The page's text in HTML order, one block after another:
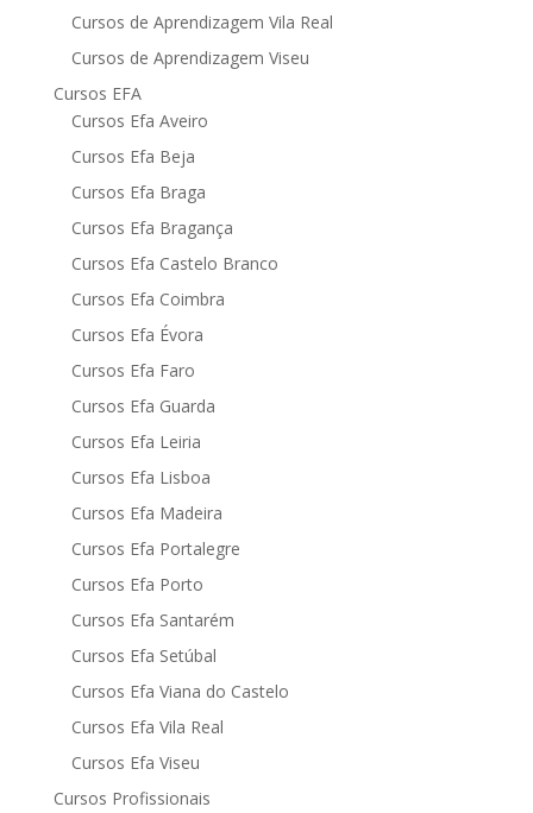
Cursos de Aprendizagem Vila Real
Cursos de Aprendizagem Viseu
Cursos EFA
Cursos Efa Aveiro
Cursos Efa Beja
Cursos Efa Braga
Cursos Efa Bragança
Cursos Efa Castelo Branco
Cursos Efa Coimbra
Cursos Efa Évora
Cursos Efa Faro
Cursos Efa Guarda
Cursos Efa Leiria
Cursos Efa Lisboa
Cursos Efa Madeira
Cursos Efa Portalegre
Cursos Efa Porto
Cursos Efa Santarém
Cursos Efa Setúbal
Cursos Efa Viana do Castelo
Cursos Efa Vila Real
Cursos Efa Viseu
Cursos Profissionais